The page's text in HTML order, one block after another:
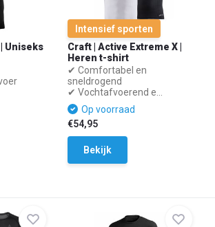
Uniseks
Intensief sporten
Craft | Active Extreme X |
Heren t-shirt
✔ Comfortabel en
sneldrogend
✔ Vochtafvoerend e...
Op voorraad
€54,95
Bekijk